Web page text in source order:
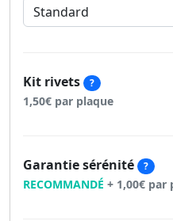
Kit rivets ?
1,50€ par plaque
Garantie sérénité ?
RECOMMANDÉ + 1,00€ par